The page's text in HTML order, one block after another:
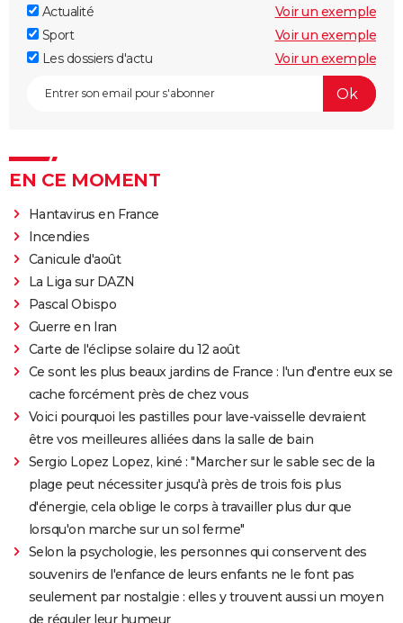
Actualité
Voir un exemple
Sport
Voir un exemple
Les dossiers d'actu
Voir un exemple
EN CE MOMENT
Hantavirus en France
Incendies
Canicule d'août
La Liga sur DAZN
Pascal Obispo
Guerre en Iran
Carte de l'éclipse solaire du 12 août
Ce sont les plus beaux jardins de France : l'un d'entre eux se
cache forcément près de chez vous
Voici pourquoi les pastilles pour lave-vaisselle devraient
être vos meilleures alliées dans la salle de bain
Sergio Lopez Lopez, kiné : "Marcher sur le sable sec de la
plage peut nécessiter jusqu'à près de trois fois plus
d'énergie, cela oblige le corps à travailler plus dur que
lorsqu'on marche sur un sol ferme"
Selon la psychologie, les personnes qui conservent des
souvenirs de l'enfance de leurs enfants ne le font pas
seulement par nostalgie : elles y trouvent aussi un moyen
de réguler leur humeur